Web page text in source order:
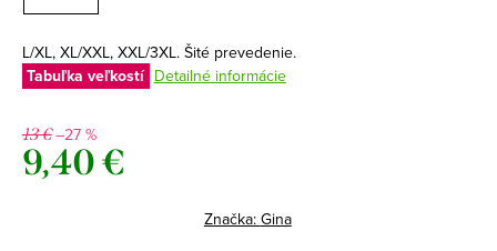
L/XL, XL/XXL, XXL/3XL. Šité prevedenie.
Tabuľka veľkostí Detailné informácie
13 €–27 %
9,40 €
Značka: Gina